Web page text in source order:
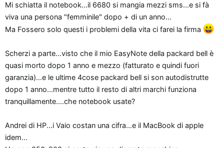
Mi schiatta il notebook...il 6680 si mangia mezzi sms...e si fà
viva una persona "femminile" dopo + di un anno...
Ma Fossero solo questi i problemi della vita ci farei la firma
Scherzi a parte...visto che il mio EasyNote della packard bell è
quasi morto dopo 1 anno e mezzo (fatturato e quindi fuori
garanzia)...e le ultime 4cose packard bell si son autodistrutte
dopo 1 anno...mentre tutto il resto di altri marchi funziona
tranquillamente....che notebook usate?
Andrei di HP...i Vaio costan una cifra...e il MacBook di apple
idem...